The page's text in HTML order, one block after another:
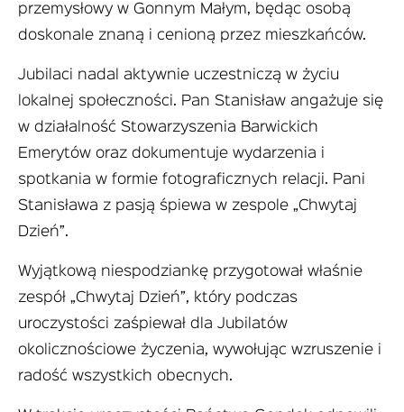
przemysłowy w Gonnym Małym, będąc osobą
doskonale znaną i cenioną przez mieszkańców.
Jubilaci nadal aktywnie uczestniczą w życiu
lokalnej społeczności. Pan Stanisław angażuje się
w działalność Stowarzyszenia Barwickich
Emerytów oraz dokumentuje wydarzenia i
spotkania w formie fotograficznych relacji. Pani
Stanisława z pasją śpiewa w zespole „Chwytaj
Dzień”.
Wyjątkową niespodziankę przygotował właśnie
zespół „Chwytaj Dzień”, który podczas
uroczystości zaśpiewał dla Jubilatów
okolicznościowe życzenia, wywołując wzruszenie i
radość wszystkich obecnych.